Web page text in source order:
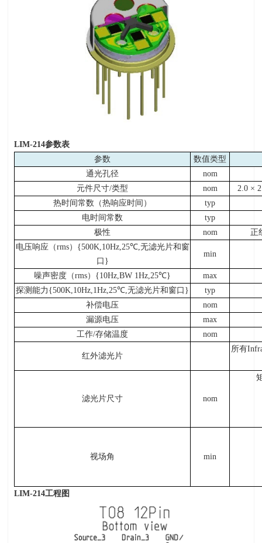
LIM-214参数表
参数
数值类型
通光孔径
nom
元件尺寸/类型 nom
2.0 ×
热时间常数（热响应时间）
typ
电时间常数
typ
极性
nom
正
电压响应（rms） {500K,10Hz,25℃,无滤光片和窗
口 }
min
噪声密度（rms） {10Hz,BW 1Hz,25℃}
max
探测能力 {500K,10Hz,1Hz,25℃,无滤光片和窗口 }
typ
补偿电压
nom
漏源电压
max
工作/存储温度 nom
红外滤光片
所有
滤光片尺寸 nom
视场角 min
LIM-214工程图